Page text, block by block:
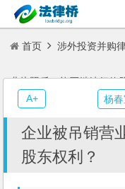
首页 涉外投资并购
业执照后，能否继续行使
企业被吊销营
股东权利？
杨春
A+